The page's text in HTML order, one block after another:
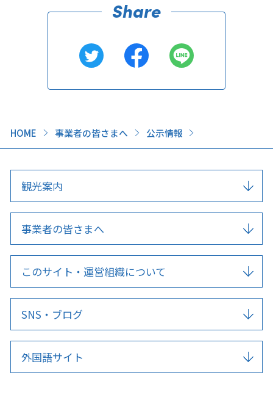
HOME 事業者の皆さまへ 公示情報
観光案内
事業者の皆さまへ
このサイト・運営組織について
SNS・ブログ
外国語サイト